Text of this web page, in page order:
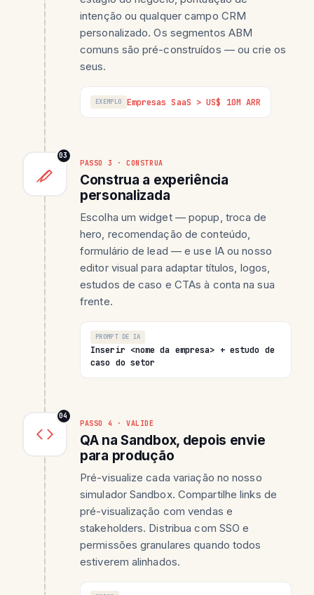
intenção ou qualquer campo CRM
personalizado. Os segmentos ABM
comuns são pré-construídos — ou crie os
seus.
EXEMPLO Empresas SaaS > US$ 10M ARR
03
PASSO 3 · CONSTRUA
Construa a experiência
personalizada
Escolha um widget — popup, troca de
hero, recomendação de conteúdo,
formulário de lead — e use IA ou nosso
editor visual para adaptar títulos, logos,
estudos de caso e CTAs à conta na sua
frente.
PROMPT DE IA
Inserir <nome da empresa> + estudo de
caso do setor
04
PASSO 4 · VALIDE
QA na Sandbox, depois envie
para produção
Pré-visualize cada variação no nosso
simulador Sandbox. Compartilhe links de
pré-visualização com vendas e
stakeholders. Distribua com SSO e
permissões granulares quando todos
estiverem alinhados.